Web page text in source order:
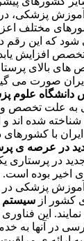
کشورهای مختلف
شود که این رقم
افزایش
های بالای
صورت می
دانشگاه علوم
به علت تخصص
شده اند
با
در عرصه ی
در پرستاری
ی اخیر بوده
سیستم
نمایند. این
در آنها به